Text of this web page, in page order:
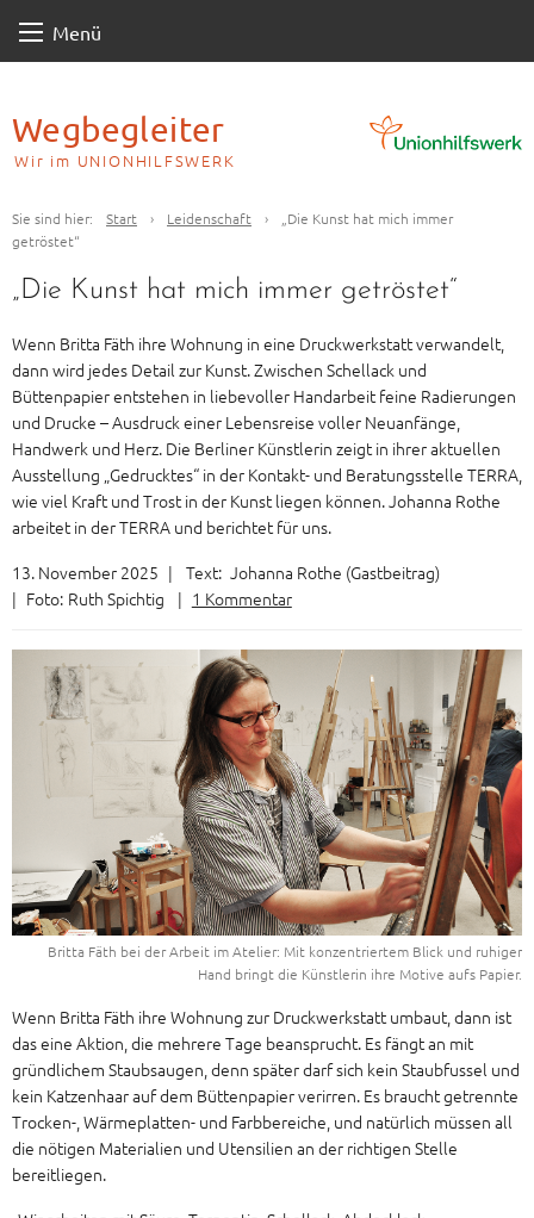
Menü
Wegbegleiter
Wir im UNIONHILFSWERK
Sie sind hier: Start › Leidenschaft ›
„Die Kunst hat mich immer
getröstet“
„Die Kunst hat mich immer getröstet“
Wenn Britta Fäth ihre Wohnung in eine Druckwerkstatt verwandelt,
dann wird jedes Detail zur Kunst. Zwischen Schellack und
Büttenpapier entstehen in liebevoller Handarbeit feine Radierungen
und Drucke – Ausdruck einer Lebensreise voller Neuanfänge,
Handwerk und Herz. Die Berliner Künstlerin zeigt in ihrer aktuellen
Ausstellung „Gedrucktes“ in der Kontakt- und Beratungsstelle TERRA,
wie viel Kraft und Trost in der Kunst liegen können. Johanna Rothe
arbeitet in der TERRA und berichtet für uns.
13. November 2025 | Text: Johanna Rothe (Gastbeitrag)
| Foto: Ruth Spichtig | 1 Kommentar
Britta Fäth bei der Arbeit im Atelier: Mit konzentriertem Blick und ruhiger
Hand bringt die Künstlerin ihre Motive aufs Papier.
Wenn Britta Fäth ihre Wohnung zur Druckwerkstatt umbaut, dann ist
das eine Aktion, die mehrere Tage beansprucht. Es fängt an mit
gründlichem Staubsaugen, denn später darf sich kein Staubfussel und
kein Katzenhaar auf dem Büttenpapier verirren. Es braucht getrennte
Trocken-, Wärmeplatten- und Farbbereiche, und natürlich müssen all
die nötigen Materialien und Utensilien an der richtigen Stelle
bereitliegen.